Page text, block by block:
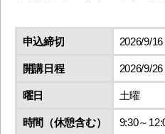
申込締切 2026/9/16
開講日程 2026/9/
曜日 土曜
時間（休憩含む） 9:30～